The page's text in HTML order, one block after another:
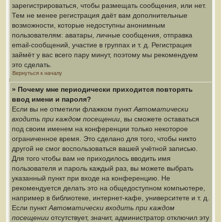
зарегистрироваться, чтобы размещать сообщения, или нет.
Тем не менее регистрация даёт вам дополнительные
возможности, которые недоступны анонимным
пользователям: аватары, личные сообщения, отправка
email-сообщений, участие в группах и т. д. Регистрация
займёт у вас всего пару минут, поэтому мы рекомендуем
это сделать.
Вернуться к началу
» Почему мне периодически приходится повторять
ввод имени и пароля?
Если вы не отметили флажком пунктАвтоматически
входить при каждом посещении , вы сможете оставаться
под своим именем на конференции только некоторое
ограниченное время. Это сделано для того, чтобы никто
другой не смог воспользоваться вашей учётной записью.
Для того чтобы вам не приходилось вводить имя
пользователя и пароль каждый раз, вы можете выбрать
указанный пункт при входе на конференцию. Не
рекомендуется делать это на общедоступном компьютере,
например в библиотеке, интернет-кафе, университете и т. д.
Если пунктАвтоматически входить при каждом
посещении отсутствует, значит, администратор отключил эту